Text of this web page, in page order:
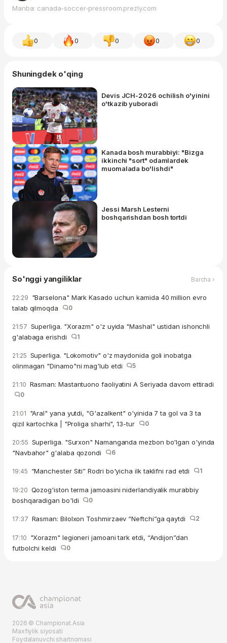
Manba: canada-soccer-pressroom.prezly.com
0 0 0 0 0
Shuningdek o'qing
Devis JCH-2026 ochilish o'yinini
o'tkazib yuboradi
Kanada bosh murabbiyi: "Bizga
ikkinchi "sort" odamlardek
muomalada bo'lishdi"
Jessi Marsh Lesterni
boshqarishdan bosh tortdi
So'nggi yangiliklar Barcha ›
22:29 "Barselona" Mark Kasado uchun kamida 40 million evro
talab qilmoqda
0
21:57 Superliga. "Xorazm" o'z uyida "Mashal" ustidan ishonchli
g'alabaga erishdi
1
21:25 Superliga. "Lokomotiv" o'z maydonida goli inobatga
olinmagan "Dinamo"ni mag'lub etdi
5
21:10 Rasman: Mastantuono faoliyatini A Seriyada davom ettiradi
0
21:01 "Aral" yana yutdi, "G'azalkent" o'yinida 7 ta gol va 3 ta
qizil kartochka | "Proliga sharhi", 13-tur
0
20:55 Superliga. "Surxon" Namanganda mezbon bo'lgan o'yinda
"Navbahor" g'alaba qozondi
6
19:45 “Manchester Siti” Rodri bo'yicha ilk taklifni rad etdi 1
19:20 Qozog'iston terma jamoasini niderlandiyalik murabbiy
boshqaradigan bo'ldi
0
17:37 Rasman: Bilolxon Toshmirzaev “Neftchi”ga qaytdi 2
17:10 "Xorazm" legioneri jamoani tark etdi, “Andijon”dan
futbolchi keldi
0
2026 © Championat.Asia
Maxfiylik siyosati
Foydalanuvchi shartnomasi